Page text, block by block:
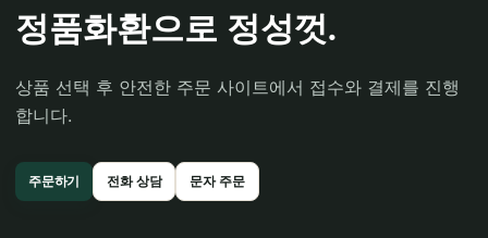
정품화환으로 정성껏.
상품 선택 후 안전한 주문 사이트에서 접수와 결제를 진행
합니다.
주문하기 전화 상담 문자 주문